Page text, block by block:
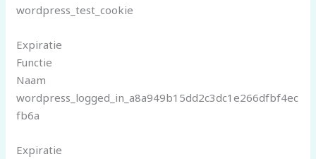
wordpress_test_cookie
Expiratie
Functie
Naam
wordpress_logged_in_a8a949b15dd2c3dc1e266dfbf4ec
fb6a
Expiratie